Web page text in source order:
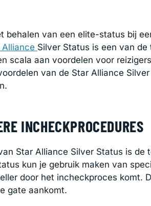
behalen van een elite-status bij
Alliance Silver Status is een van
scala aan voordelen voor
van de Star Alliance
INCHECKPROCEDURES
Star Alliance Silver Status is de
kun je gebruik maken van
door het incheckproces komt.
gate aankomt.